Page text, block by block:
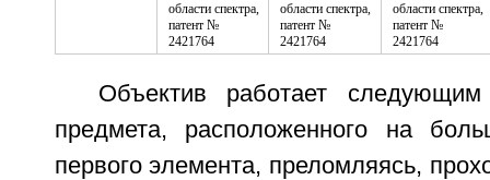
Объектив работает
предмета, расположенного на
первого элемента, преломляясь,